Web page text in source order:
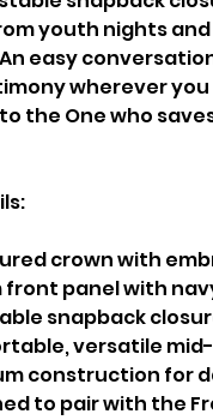
youth nights
easy
wherever you
the One who
crown with
front panel with
snapback
versatile
construction for
to pair with the